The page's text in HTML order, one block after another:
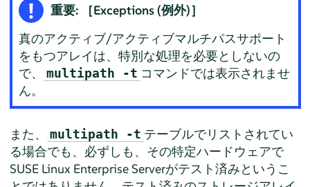
重要: ［Exceptions (例外)］
真のアクティブ/アクティブマルチパスサポート
をもつアレイは、特別な処理を必要としないの
で、
multipath -t コマンドでは表示されませ
ん。
また、 multipath -t テーブルでリストされてい
る場合でも、必ずしも、その特定ハードウェアで
SUSE Linux Enterprise Serverがテスト済みというこ